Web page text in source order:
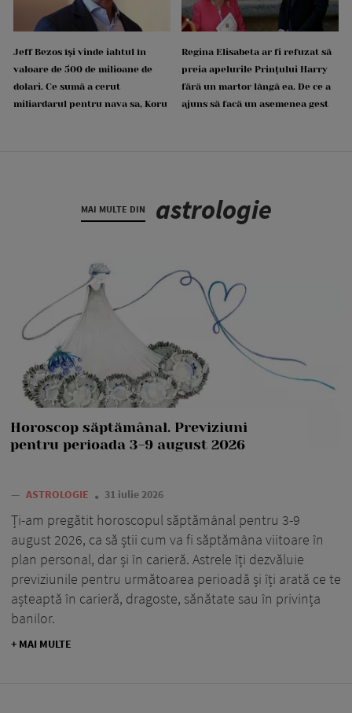
Jeff Bezos își vinde iahtul în
valoare de 500 de milioane de
dolari. Ce sumă a cerut
miliardarul pentru nava sa, Koru
Regina Elisabeta ar fi refuzat să
preia apelurile Prințului Harry
fără un martor lângă ea. De ce a
ajuns să facă un asemenea gest
MAI MULTE DIN astrologie
Horoscop săptămânal. Previziuni
pentru perioada 3-9 august 2026
— ASTROLOGIE 31 iulie 2026
Ți-am pregătit horoscopul săptămânal pentru 3-9
august 2026, ca să știi cum va fi săptămâna viitoare în
plan personal, dar și în carieră. Astrele îți dezvăluie
previziunile pentru următoarea perioadă și îți arată ce te
așteaptă în carieră, dragoste, sănătate sau în privința
banilor.
+ MAI MULTE